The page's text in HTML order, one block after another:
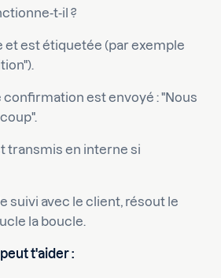
t-il ?
et est étiquetée (par exemple
confirmation est envoyé : "Nous
transmis en interne si
suivi avec le client, résout le
la boucle.
t'aider :